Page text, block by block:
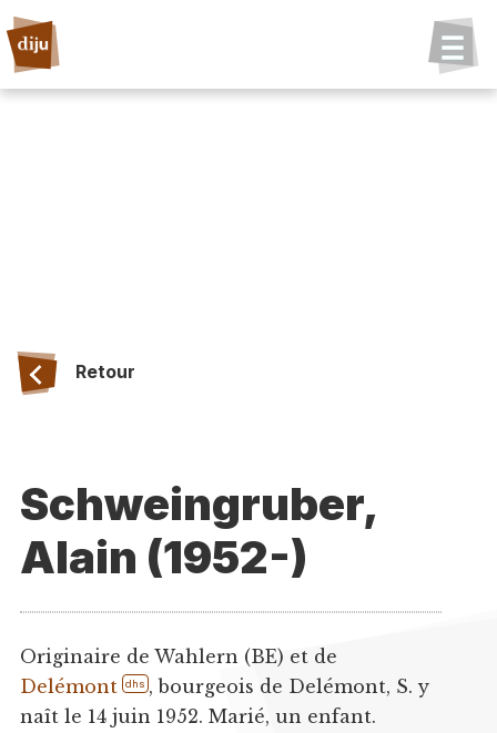
Retour
Schweingruber,
Alain (1952-)
Originaire de Wahlern (BE) et de
Delémont
dhs , bourgeois de Delémont, S. y
naît le 14 juin 1952. Marié, un enfant.